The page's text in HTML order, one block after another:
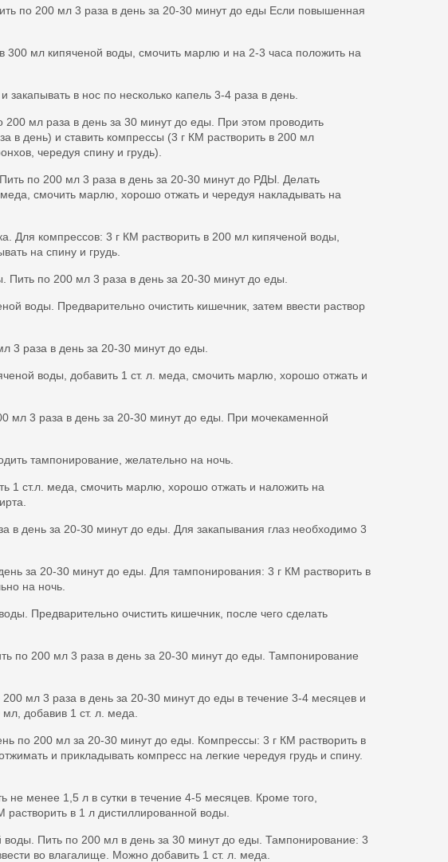
по 200 мл 3 раза в день за 20-30 минут до еды Если повышенная
300 мл кипяченой воды, смочить марлю и на 2-3 часа положить на
в нос по несколько капель 3-4 раза в день.
200 мл раза в день за 30 минут до еды. При этом проводить
в день) и ставить компрессы (3 г КМ растворить в 200 мл
чередуя спину и грудь).
по 200 мл 3 раза в день за 20-30 минут до РДЫ. Делать
смочить марлю, хорошо отжать и чередуя накладывать на
Для компрессов: 3 г КМ растворить в 200 мл кипяченой воды,
на спину и грудь.
Пить по 200 мл 3 раза в день за 20-30 минут до еды.
воды. Предварительно очистить кишечник, затем ввести раствор
3 раза в день за 20-30 минут до еды.
воды, добавить 1 ст. л. меда, смочить марлю, хорошо отжать и
мл 3 раза в день за 20-30 минут до еды. При мочекаменной
тампонирование, желательно на ночь.
1 ст.л. меда, смочить марлю, хорошо отжать и наложить на
в день за 20-30 минут до еды. Для закапывания глаз необходимо 3
за 20-30 минут до еды. Для тампонирования: 3 г КМ растворить в
на ночь.
Предварительно очистить кишечник, после чего сделать
по 200 мл 3 раза в день за 20-30 минут до еды. Тампонирование
мл 3 раза в день за 20-30 минут до еды в течение 3-4 месяцев и
добавив 1 ст. л. меда.
по 200 мл за 20-30 минут до еды. Компрессы: 3 г КМ растворить в
и прикладывать компресс на легкие чередуя грудь и спину.
не менее 1,5 л в сутки в течение 4-5 месяцев. Кроме того,
в 1 л дистиллированной воды.
воды. Пить по 200 мл в день за 30 минут до еды. Тампонирование: 3
во влагалище. Можно добавить 1 ст. л. меда.